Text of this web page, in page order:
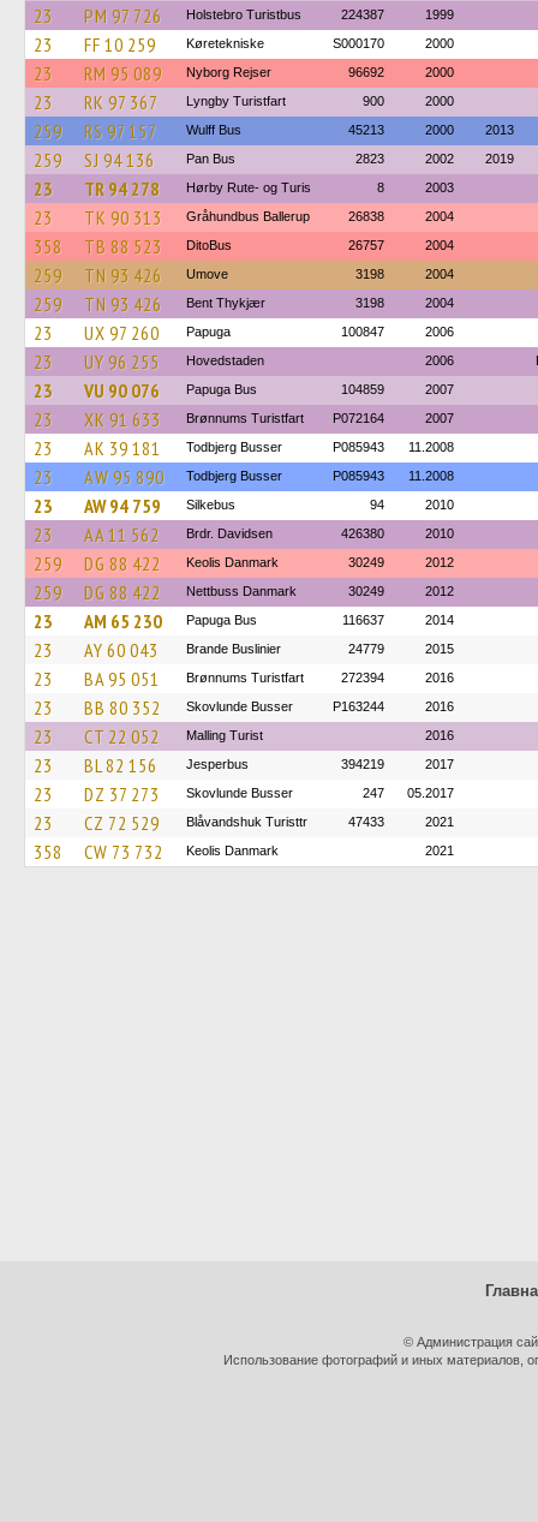
23 PM 97 726 Holstebro Turistbus 224387 1999
23 FF 10 259 Køretekniske S000170 2000
23 RM 95 089 Nyborg Rejser 96692 2000
23 RK 97 367 Lyngby Turistfart 900 2000
259 RS 97 157 Wulff Bus 45213 2000 2013
259 SJ 94 136 Pan Bus 2823 2002 2019
23 TR 94 278 Hørby Rute- og Turis 8 2003
23 TK 90 313 Gråhundbus Ballerup 26838 2004
358 TB 88 523 DitoBus 26757 2004
259 TN 93 426 Umove 3198 2004
259 TN 93 426 Bent Thykjær 3198 2004
23 UX 97 260 Papuga 100847 2006
23 UY 96 255 Hovedstaden 2006
23 VU 90 076 Papuga Bus 104859 2007
23 XK 91 633 Brønnums Turistfart P072164 2007
23 AK 39 181 Todbjerg Busser P085943 11.2008
23 AW 95 890 Todbjerg Busser P085943 11.2008
23 AW 94 759 Silkebus 94 2010
23 AA 11 562 Brdr. Davidsen 426380 2010
259 DG 88 422 Keolis Danmark 30249 2012
259 DG 88 422 Nettbuss Danmark 30249 2012
23 AM 65 230 Papuga Bus 116637 2014
23 AY 60 043 Brande Buslinier 24779 2015
23 BA 95 051 Brønnums Turistfart 272394 2016
23 BB 80 352 Skovlunde Busser P163244 2016
23 CT 22 052 Malling Turist 2016
23 BL 82 156 Jesperbus 394219 2017
23 DZ 37 273 Skovlunde Busser 247 05.2017
23 CZ 72 529 Blåvandshuk Turisttr 47433 2021
358 CW 73 732 Keolis Danmark 2021
© Администрация
Использование фотографий и иных материалов,